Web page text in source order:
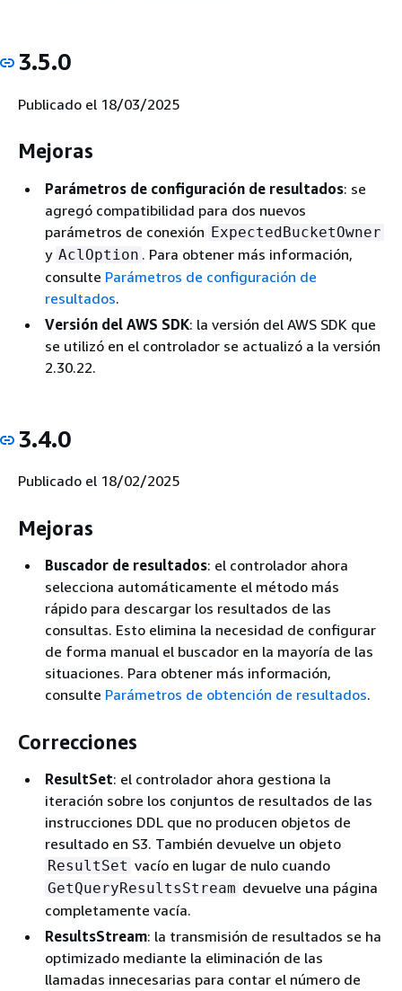
3.5.0
Publicado el 18/03/2025
Mejoras
Parámetros de configuración de resultados: se
agregó compatibilidad para dos nuevos
parámetros de conexión ExpectedBucketOwner
y AclOption . Para obtener más información,
consulte Parámetros de configuración de
resultados.
Versión del AWS SDK: la versión del AWS SDK que
se utilizó en el controlador se actualizó a la versión
2.30.22.
3.4.0
Publicado el 18/02/2025
Mejoras
Buscador de resultados: el controlador ahora
selecciona automáticamente el método más
rápido para descargar los resultados de las
consultas. Esto elimina la necesidad de configurar
de forma manual el buscador en la mayoría de las
situaciones. Para obtener más información,
consulte Parámetros de obtención de resultados.
Correcciones
ResultSet: el controlador ahora gestiona la
iteración sobre los conjuntos de resultados de las
instrucciones DDL que no producen objetos de
resultado en S3. También devuelve un objeto
ResultSet vacío en lugar de nulo cuando
GetQueryResultsStream devuelve una página
completamente vacía.
ResultsStream: la transmisión de resultados se ha
optimizado mediante la eliminación de las
llamadas innecesarias para contar el número de